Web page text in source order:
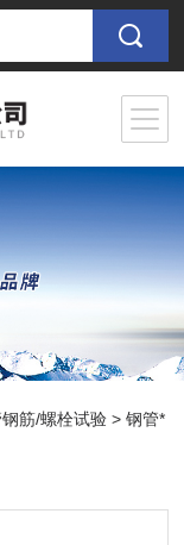
筋/螺栓试验 >钢管*